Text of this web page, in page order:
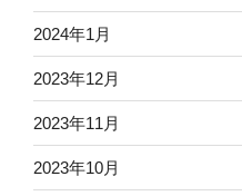
2024年1月
2023年12月
2023年11月
2023年10月